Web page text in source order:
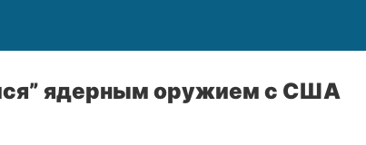
ядерным оружием с США